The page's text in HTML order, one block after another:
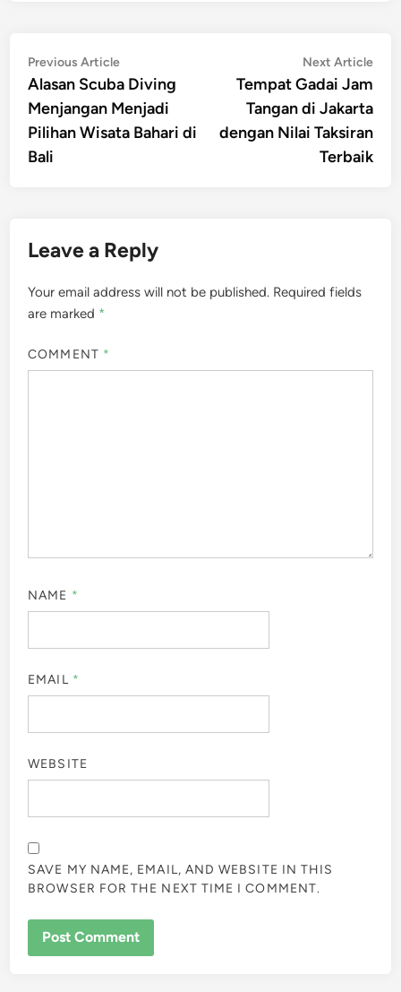
Post
navigation
Previous ArticlePrevious
article:
Alasan Scuba Diving
Menjangan Menjadi
Pilihan Wisata Bahari di
Bali
Next Article
Tempat Gadai Jam
Tangan di Jakarta
dengan Nilai Taksiran
Terbaik
Leave a Reply
Your email address will not be published. Required fields
are marked *
COMMENT *
NAME *
EMAIL *
WEBSITE
SAVE MY NAME, EMAIL, AND WEBSITE IN THIS
BROWSER FOR THE NEXT TIME I COMMENT.